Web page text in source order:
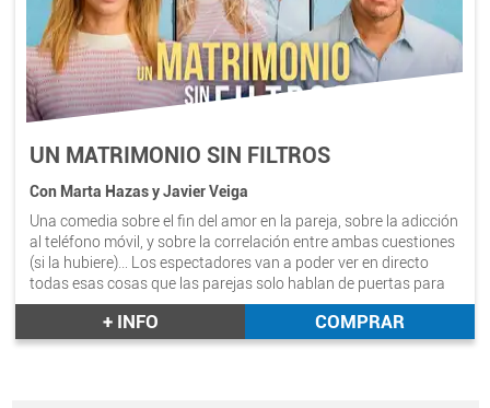
UN MATRIMONIO SIN FILTROS
Con Marta Hazas y Javier Veiga
Una comedia sobre el fin del amor en la pareja, sobre la adicción
al teléfono móvil, y sobre la correlación entre ambas cuestiones
(si la hubiere)… Los espectadores van a poder ver en directo
todas esas cosas que las parejas solo hablan de puertas para
dentro. Con Marta Hazas y Javier Veiga. Duración aprox.:
+ INFO COMPRAR